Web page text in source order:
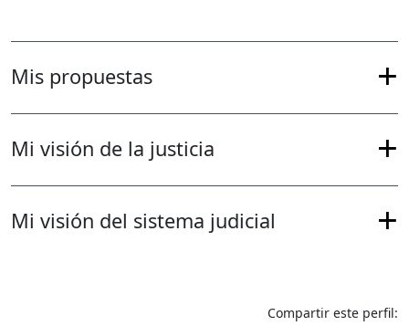
Mis propuestas
Mi visión de la justicia
Mi visión del sistema judicial
Compartir este perfil: